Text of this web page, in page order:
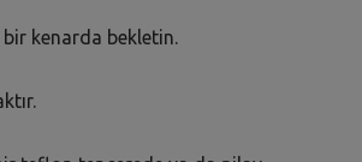
kenarda bekletin.